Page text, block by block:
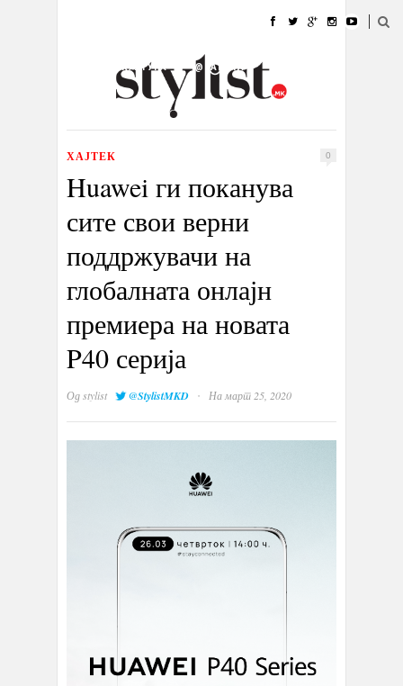
УБАВИНА
КУЛТУРА @РАБОТА
ИЗЛОГ
ХАЈТЕК 0
Huawei ги поканува
сите свои верни
поддржувачи на
глобалната онлајн
премиера на новата
P40 серија
Одstylist @StylistMKD · На март 25, 2020